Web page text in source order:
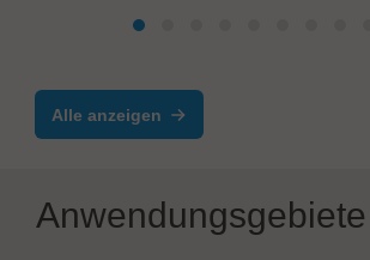
Alle anzeigen
Anwendungsgebiete